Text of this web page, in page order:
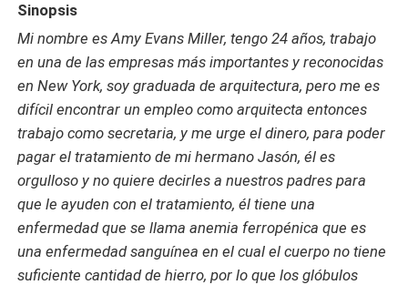
Sinopsis
Mi nombre es Amy Evans Miller, tengo 24 años, trabajo
en una de las empresas más importantes y reconocidas
en New York, soy graduada de arquitectura, pero me es
difícil encontrar un empleo como arquitecta entonces
trabajo como secretaria, y me urge el dinero, para poder
pagar el tratamiento de mi hermano Jasón, él es
orgulloso y no quiere decirles a nuestros padres para
que le ayuden con el tratamiento, él tiene una
enfermedad que se llama anemia ferropénica que es
una enfermedad sanguínea en el cual el cuerpo no tiene
suficiente cantidad de hierro, por lo que los glóbulos